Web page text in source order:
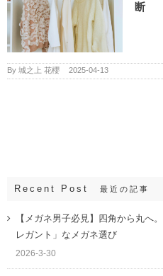
断
By 城之上 花櫻 2025-04-13
Recent Post 最近の記事
【メガネ男子必見】四角から丸へ
レガント」なメガネ選び
2026-3-30